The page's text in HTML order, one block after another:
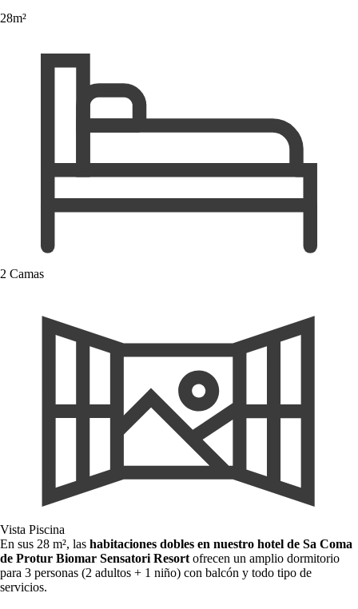
28m²
2 Camas
Vista Piscina
En sus 28 m², las habitaciones dobles en nuestro hotel de Sa Coma
de Protur Biomar Sensatori Resort ofrecen un amplio dormitorio
para 3 personas (2 adultos + 1 niño) con balcón y todo tipo de
servicios.